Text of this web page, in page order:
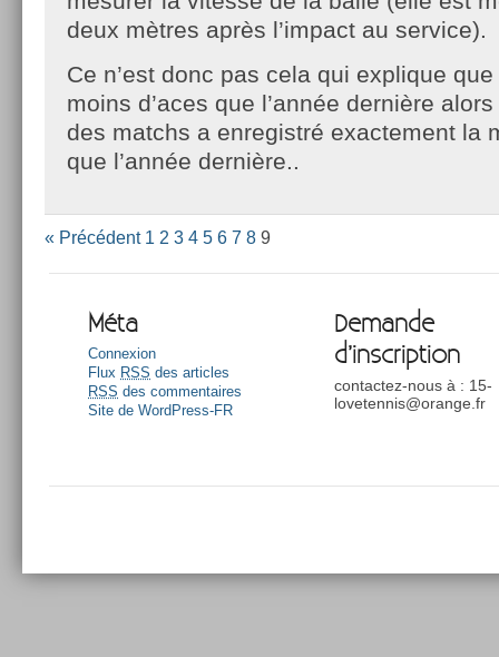
deux mètres après l’impact au service).
Ce n’est donc pas cela qui explique
moins d’aces que l’année dernière
des matchs a enregistré exactement la
que l’année dernière..
« Précédent 1 2 3 4 5 6 7 8 9
Méta
Connexion
Flux RSS des articles
RSS des commentaires
Site de WordPress-FR
Demande
d’inscription
contactez-nous à : 15-
lovetennis@orange.fr